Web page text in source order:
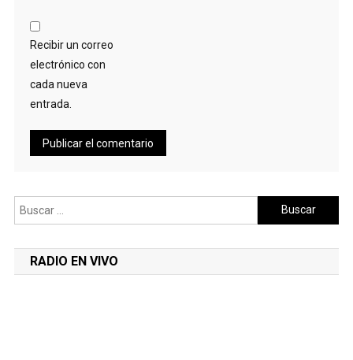
Recibir un correo
electrónico con
cada nueva
entrada.
Buscar:
RADIO EN VIVO